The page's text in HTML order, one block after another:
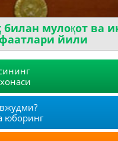
билан мулоқот ва
йили
юборинг